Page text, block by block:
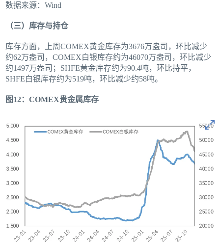
数据来源：Wind
（三）库存与持仓
库存方面，上周COMEX黄金库存为3676万盎司，环比减少
约62万盎司，COMEX白银库存约为46070万盎司，环比减少
约1497万盎司；SHFE黄金库存约为90.4吨，环比持平，
SHFE白银库存约为519吨，环比减少约58吨。
图12：COMEX贵金属库存